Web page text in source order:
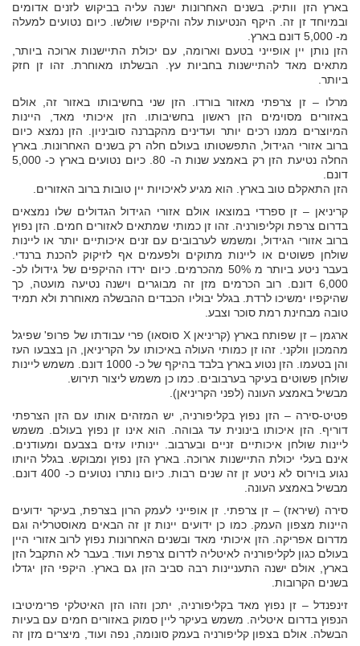
בארץ הזן וותיק. בשנים האחרונות ישנה עליה בביקוש לזנים אדומים
ובמיוחד זן זה. היקף הנטיעות עלה והיקפיו שולשו. כיום נטועים למעלה
מ- 5,000 דונם בארץ.
הזן נותן יין אופייני בטעם וארומה, עם יכולת התיישנות ארוכה ביותר,
מתאים מאד להתיישנות בחביות עץ. הבשלתו מאוחרת. זהו זן חזק
ביותר.
מרלו – זן צרפתי מאזור בורדו. הזן שני בחשיבותו באזור זה, אולם
באזורים מסוימים הזן ראשון בחשיבותו. הזן איכותי מאד, היינות
המיוצרים ממנו רכים יותר ועדינים מהקברנה סוביניון. הזן נמצא כיום
ברוב אזורי הגידול, התפשטותו בעולם חלה רק בשנים האחרונות. בארץ
החלה נטיעת הזן רק באמצע שנות ה- 80. כיום נטועים בארץ כ- 5,000
דונם.
הזן התאקלם טוב בארץ. הוא מגיע לאיכויות יין טובות ברוב האזורים.
קריניאן – זן ספרדי במוצאו אולם אזורי הגידול הגדולים שלו נמצאים
בדרום צרפת וקליפורניה. זהו זן כמותי שמתאים לאזורים חמים. הזן נפוץ
ברוב אזורי הגידול, ומשמש לערבובים עם זנים איכותיים יותר או ליינות
שולחן פשוטים או ליינות מתוקים ולפעמים אף לזיקוק להכנת ברנדי.
בעבר ניטע ביותר מ 50% מהכרמים. כיום ירדו ההיקפים של גידולו לכ-
6,000 דונם. רוב הכרמים מזן זה מבוגרים וישנה נטיעה מועטה, כך
שהיקפיו ימשיכו לרדת. בגלל יבוליו הכבדים ההבשלה מאוחרת ולא תמיד
טובה מבחינת רמת סוכר וצבע.
ארגמן – זן שפותח בארץ (קריניאן X סוסאו) פרי עבודתו של פרופ' שפיגל
מהמכון וולקני. זהו זן כמותי העולה באיכותו על הקריניאן, הן בצבעו העז
והן בטעמו. הזן נטוע בארץ בלבד בהיקף של כ- 1000 דונם. משמש ליינות
שולחן פשוטים בעיקר בערבובים. כמו כן משמש ליצור תירוש.
מבשיל באמצע העונה (לפני הקריניאן).
פטיט-סירה – הזן נפוץ בקליפורניה, יש המזהים אותו עם הזן הצרפתי
דוריף. הזן איכותו בינונית עד גבוהה. הוא אינו זן נפוץ בעולם. משמש
ליינות שולחן איכותיים זניים ובערבוב. יינותיו עזים בצבעם ומעודנים.
אינם בעלי יכולת התיישנות ארוכה. בארץ הזן נפוץ ומבוקש. בגלל היותו
נגוע בוירוס לא ניטע זן זה שנים רבות. כיום נותרו נטועים כ- 400 דונם.
מבשיל באמצע העונה.
סירה (שיראז) – זן צרפתי. זן אופייני לעמק הרון בצרפת, בעיקר ידועים
היינות מצפון העמק. כמו כן ידועים יינות זן זה הבאים מאוסטרליה וגם
מדרום אפריקה. הזן איכותי מאד ובשנים האחרונות נפוץ לרוב אזורי היין
בעולם כגון לקליפורניה לאיטליה לדרום צרפת ועוד. בעבר לא התקבל הזן
בארץ, אולם ישנה התעניינות רבה סביב הזן גם בארץ. היקפי הזן יגדלו
בשנים הקרובות.
זינפנדל – זן נפוץ מאד בקליפורניה, יתכן וזהו הזן האיטלקי פרימיטיבו
הנפוץ בדרום איטליה. משמש בעיקר ליין סמוק באזורים חמים עם בעיות
הבשלה. אולם בצפון קליפורניה בעמק סונומה, נפה ועוד, מיצרים מזן זה